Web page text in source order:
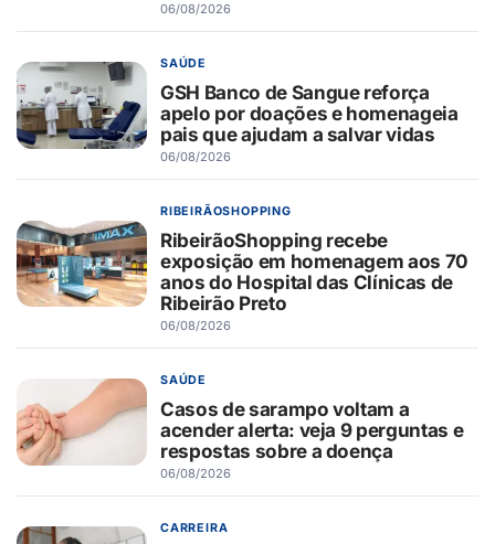
06/08/2026
SAÚDE
GSH Banco de Sangue reforça
apelo por doações e homenageia
pais que ajudam a salvar vidas
06/08/2026
RIBEIRÃOSHOPPING
RibeirãoShopping recebe
exposição em homenagem aos 70
anos do Hospital das Clínicas de
Ribeirão Preto
06/08/2026
SAÚDE
Casos de sarampo voltam a
acender alerta: veja 9 perguntas e
respostas sobre a doença
06/08/2026
CARREIRA